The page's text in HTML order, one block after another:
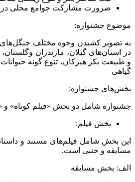
ضرورت مشارکت جوامع محلی در
موضوع جشنواره:
به تصویر کشیدن وجوه مختلف جنگل‌های
در استان‌های گیلان، مازندران
و طبیعت بکر هیرکان، تنوع گونه
گیاهی
بخش‌های جشنواره:
جشنواره شامل دو بخش «فیلم کوتاه»
بخش فیلم:
این بخش شامل فیلم‌های مستند و
مسابقه و جنبی است.
الف: بخش مسابقه